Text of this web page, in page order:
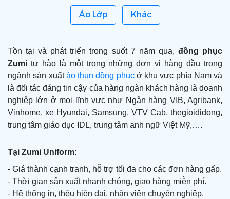
Áo Lớp Khác
Tồn tại và phát triển trong suốt 7 năm qua, đồng phục
Zumi tự hào là một trong những đơn vị hàng đầu trong
ngành sản xuấtáo thun đồng phụcở khu vực phía Nam và
là đối tác đáng tin cậy của hàng ngàn khách hàng là doanh
nghiệp lớn ở mọi lĩnh vực như Ngân hàng VIB, Agribank,
Vinhome, xe Hyundai, Samsung, VTV Cab, thegioididong,
trung tâm giáo dục IDL, trung tâm anh ngữ Việt Mỹ,….
Tại Zumi Uniform:
- Giá thành cạnh tranh, hỗ trợ tối đa cho các đơn hàng gấp.
- Thời gian sản xuất nhanh chóng, giao hàng miễn phí.
- Hệ thống in, thêu hiện đại, nhân viên chuyên nghiệp.